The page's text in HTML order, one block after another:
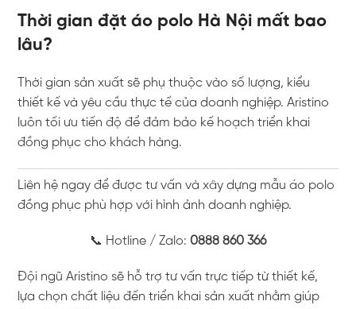
Thời gian đặt áo polo Hà Nội mất bao
lâu?
Thời gian sản xuất sẽ phụ thuộc vào số lượng, kiểu
thiết kế và yêu cầu thực tế của doanh nghiệp. Aristino
luôn tối ưu tiến độ để đảm bảo kế hoạch triển khai
đồng phục cho khách hàng.
Liên hệ ngay để được tư vấn và xây dựng mẫu áo polo
đồng phục phù hợp với hình ảnh doanh nghiệp.
📞 Hotline / Zalo: 0888 860 366
Đội ngũ Aristino sẽ hỗ trợ tư vấn trực tiếp từ thiết kế,
lựa chọn chất liệu đến triển khai sản xuất nhằm giúp